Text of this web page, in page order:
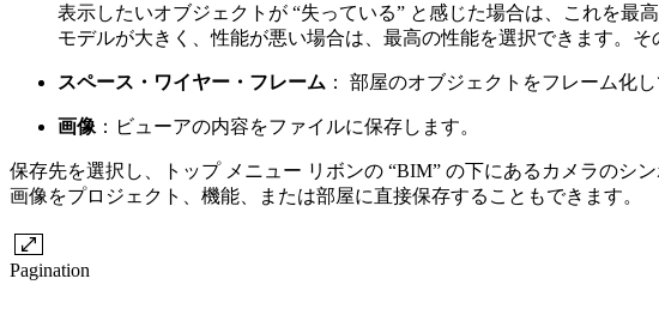
表示したいオブジェクトが “失っている” と感じた場合は、これを最
モデルが大きく、性能が悪い場合は、最高の性能を選択できます。
スペース・ワイヤー・フレーム ： 部屋のオブジェクトをフレーム化
画像 ：ビューアの内容をファイルに保存します。
保存先を選択し、トップ メニュー リボンの “BIM” の下にあるカメラのシ
画像をプロジェクト、機能、または部屋に直接保存することもできます。
Pagination